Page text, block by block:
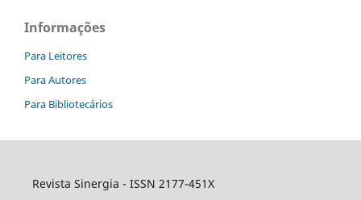
Informações
Para Leitores
Para Autores
Para Bibliotecários
Revista Sinergia - ISSN 2177-451X